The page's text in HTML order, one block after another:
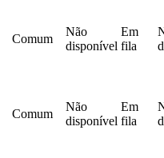
Comum
Não
disponível
Em
fila
Comum
Não
disponível
Em
fila